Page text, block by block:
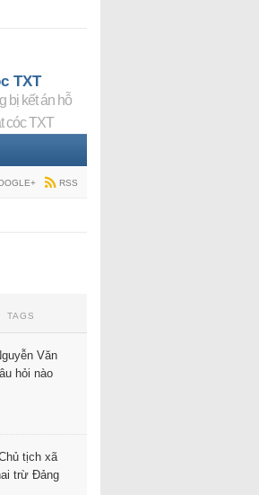
TXT
bị kết án hỗ
cóc TXT
RSS
TAGS
Văn
hỏi nào
tịch xã
trừ Đảng